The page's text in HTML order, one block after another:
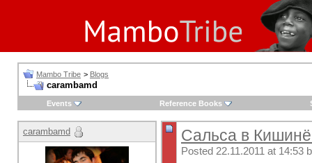
Mambo Tribe > Blogs
carambamd
Events Reference Books
Сальса в
Posted 22.11.2011 at 14:53
carambamd